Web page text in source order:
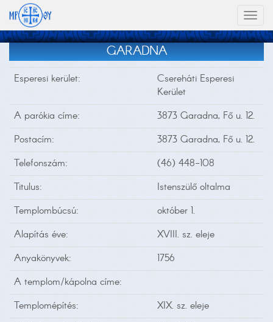
GARADNA
Esperesi kerület:
Csereháti Esperesi
Kerület
A parókia címe:
3873 Garadna, Fő u. 12.
Postacím:
3873 Garadna, Fő u. 12.
Telefonszám:
(46) 448-108
Titulus:
Istenszülő oltalma
Templombúcsú:
október 1.
Alapítás éve:
XVIII. sz. eleje
Anyakönyvek:
1756
A templom/kápolna címe:
Templomépítés:
XIX. sz. eleje